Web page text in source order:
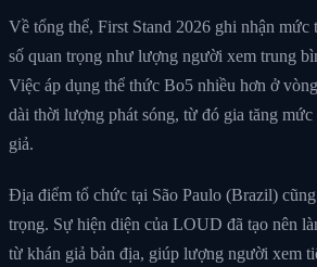
Về tổng thể, First Stand 2026 ghi nhận mức
số quan trọng như lượng người xem trung
Việc áp dụng thể thức Bo5 nhiều hơn ở
dài thời lượng phát sóng, từ đó gia tăng
giả.
Địa điểm tổ chức tại São Paulo (Brazil)
trọng. Sự hiện diện của LOUD đã tạo nên
từ khán giả bản địa, giúp lượng người xem